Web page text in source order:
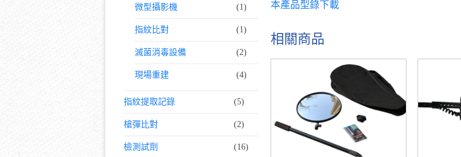
本產品型錄下載
相關商品
微型攝影機 (1)
指紋比對 (1)
滅菌消毒設備 (2)
現場重建 (4)
指紋提取記錄 (5)
槍彈比對 (2)
檢測試劑
(16)